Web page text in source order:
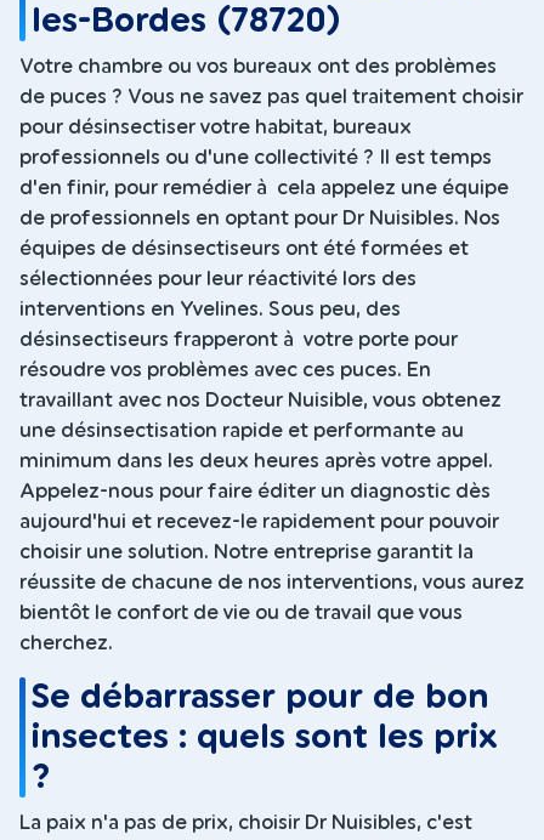
les-Bordes (78720)
Votre chambre ou vos bureaux ont des problèmes
de puces ? Vous ne savez pas quel traitement choisir
pour désinsectiser votre habitat, bureaux
professionnels ou d'une collectivité ? Il est temps
d'en finir, pour remédier à cela appelez une équipe
de professionnels en optant pour Dr Nuisibles. Nos
équipes de désinsectiseurs ont été formées et
sélectionnées pour leur réactivité lors des
interventions en Yvelines. Sous peu, des
désinsectiseurs frapperont à votre porte pour
résoudre vos problèmes avec ces puces. En
travaillant avec nos Docteur Nuisible, vous obtenez
une désinsectisation rapide et performante au
minimum dans les deux heures après votre appel.
Appelez-nous pour faire éditer un diagnostic dès
aujourd'hui et recevez-le rapidement pour pouvoir
choisir une solution. Notre entreprise garantit la
réussite de chacune de nos interventions, vous aurez
bientôt le confort de vie ou de travail que vous
cherchez.
Se débarrasser pour de bon
insectes : quels sont les prix
?
La paix n'a pas de prix, choisir Dr Nuisibles, c'est